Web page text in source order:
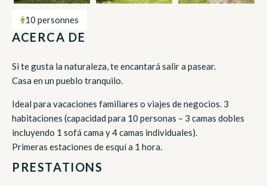
10 personnes
ACERCA DE
Si te gusta la naturaleza, te encantará salir a pasear.
Casa en un pueblo tranquilo.
Ideal para vacaciones familiares o viajes de negocios. 3
habitaciones (capacidad para 10 personas – 3 camas dobles
incluyendo 1 sofá cama y 4 camas individuales).
Primeras estaciones de esquí a 1 hora.
PRESTATIONS